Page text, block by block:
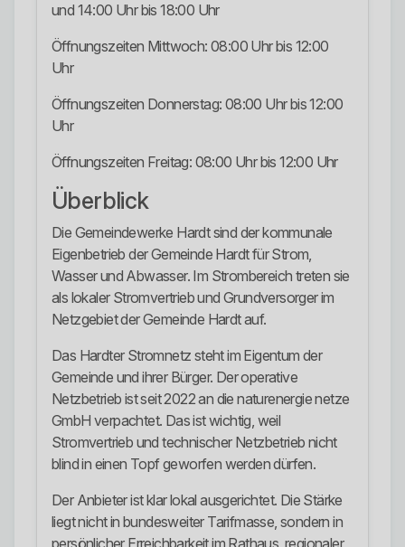
und 14:00 Uhr bis 18:00 Uhr
Öffnungszeiten Mittwoch: 08:00 Uhr bis 12:00
Uhr
Öffnungszeiten Donnerstag: 08:00 Uhr bis 12:00
Uhr
Öffnungszeiten Freitag: 08:00 Uhr bis 12:00 Uhr
Überblick
Die Gemeindewerke Hardt sind der kommunale
Eigenbetrieb der Gemeinde Hardt für Strom,
Wasser und Abwasser. Im Strombereich treten sie
als lokaler Stromvertrieb und Grundversorger im
Netzgebiet der Gemeinde Hardt auf.
Das Hardter Stromnetz steht im Eigentum der
Gemeinde und ihrer Bürger. Der operative
Netzbetrieb ist seit 2022 an die naturenergie netze
GmbH verpachtet. Das ist wichtig, weil
Stromvertrieb und technischer Netzbetrieb nicht
blind in einen Topf geworfen werden dürfen.
Der Anbieter ist klar lokal ausgerichtet. Die Stärke
liegt nicht in bundesweiter Tarifmasse, sondern in